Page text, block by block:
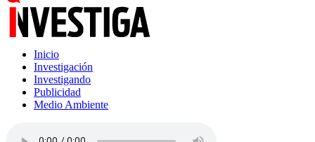
Inicio
Investigación
Investigando
Publicidad
Medio Ambiente